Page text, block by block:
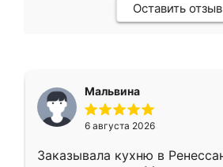
Оставить отзыв
Мальвина
6 августа 2026
Заказывала кухню в